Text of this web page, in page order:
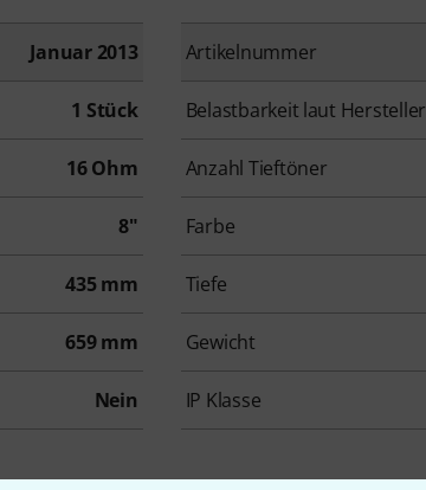
Januar 2013 Artikelnummer
1 Stück Belastbarkeit laut Hersteller
16 Ohm Anzahl Tieftöner
8" Farbe
435 mm Tiefe
659 mm Gewicht
Nein IP Klasse